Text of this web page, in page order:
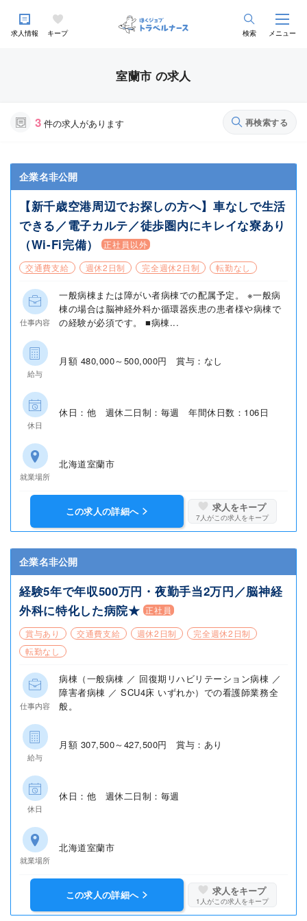
求人情報 キープ 検索 メニュー
室蘭市 の求人
3 件の求人があります 再検索する
企業名非公開
【新千歳空港周辺でお探しの方へ】車なしで生活
できる／電子カルテ／徒歩圏内にキレイな寮あり
（Wi-Fi完備）
正社員以外
交通費支給
週休2日制 完全週休2日制 転勤なし
仕事内容
一般病棟または障がい者病棟での配属予定。 ※一般病
棟の場合は脳神経外科か循環器疾患の患者様や病棟で
の経験が必須です。 ■病棟...
給与
月額 480,000～500,000円 賞与：なし
休日
休日：他 週休二日制：毎週 年間休日数：106日
就業場所
北海道室蘭市
この求人の詳細へ 求人をキープ
7人がこの求人をキープ
企業名非公開
経験5年で年収500万円・夜勤手当2万円／脳神経
外科に特化した病院★ 正社員
賞与あり
交通費支給 週休2日制
完全週休2日制
転勤なし
仕事内容
病棟（一般病棟 ／ 回復期リハビリテーション病棟 ／
障害者病棟 ／ SCU4床 いずれか）での看護師業務全
般。
給与
月額 307,500～427,500円 賞与：あり
休日
休日：他 週休二日制：毎週
就業場所
北海道室蘭市
この求人の詳細へ 求人をキープ
1 人がこの求人をキープ